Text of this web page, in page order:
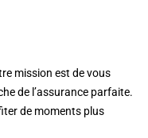
mission est de vous
de l’assurance parfaite.
de moments plus